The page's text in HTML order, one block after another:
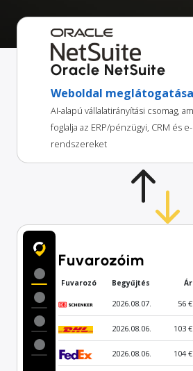
Oracle NetSuite
Weboldal meglátogatása
AI-alapú vállalatirányítási csomag,
foglalja az ERP/pénzügyi, CRM és
rendszereket
Fuvarozóim
Fuvarozó Begyűjtés Ár
2026.08.07. 56 €
2026.08.06. 103 €
2026.08.06. 104 €